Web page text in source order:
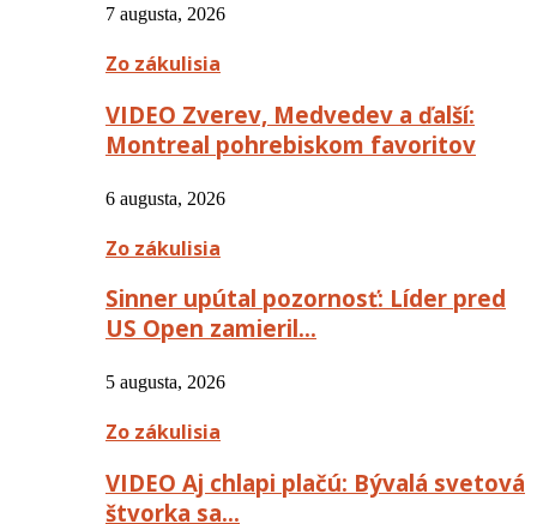
7 augusta, 2026
Zo zákulisia
VIDEO Zverev, Medvedev a ďalší:
Montreal pohrebiskom favoritov
6 augusta, 2026
Zo zákulisia
Sinner upútal pozornosť: Líder pred
US Open zamieril…
5 augusta, 2026
Zo zákulisia
VIDEO Aj chlapi plačú: Bývalá svetová
štvorka sa…